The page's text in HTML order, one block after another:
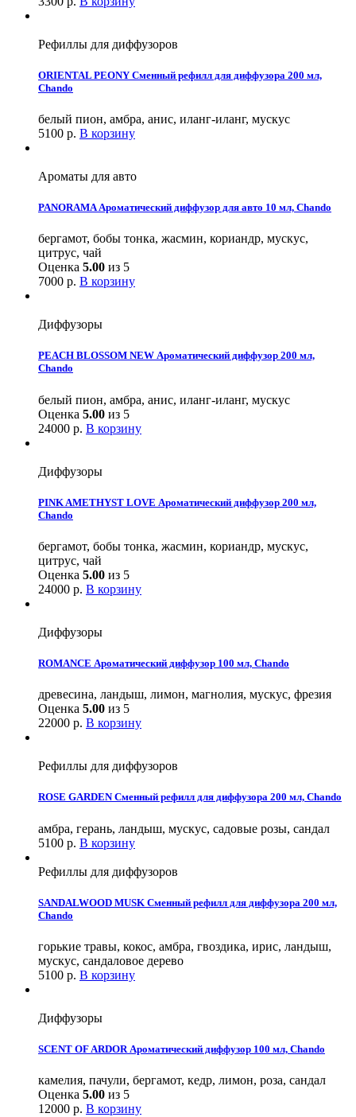
Рефиллы для диффузоров
ORIENTAL PEONY Сменный рефилл для диффузора 200 мл,
Chando
белый пион, амбра, анис, иланг-иланг, мускус
5100 р. В корзину
Ароматы для авто
PANORAMA Ароматический диффузор для авто 10 мл, Chando
бергамот, бобы тонка, жасмин, кориандр, мускус,
цитрус, чай
Оценка 5.00 из 5
7000 р. В корзину
Диффузоры
PEACH BLOSSOM NEW Ароматический диффузор 200 мл,
Chando
белый пион, амбра, анис, иланг-иланг, мускус
Оценка 5.00 из 5
24000 р. В корзину
Диффузоры
PINK AMETHYST LOVE Ароматический диффузор 200 мл,
Chando
бергамот, бобы тонка, жасмин, кориандр, мускус,
цитрус, чай
Оценка 5.00 из 5
24000 р. В корзину
Диффузоры
ROMANCE Ароматический диффузор 100 мл, Chando
древесина, ландыш, лимон, магнолия, мускус, фрезия
Оценка 5.00 из 5
22000 р. В корзину
Рефиллы для диффузоров
ROSE GARDEN Сменный рефилл для диффузора 200 мл, Chando
амбра, герань, ландыш, мускус, садовые розы, сандал
5100 р. В корзину
Рефиллы для диффузоров
SANDALWOOD MUSK Сменный рефилл для диффузора 200 мл,
Chando
горькие травы, кокос, амбра, гвоздика, ирис, ландыш,
мускус, сандаловое дерево
5100 р. В корзину
Диффузоры
SCENT OF ARDOR Ароматический диффузор 100 мл, Chando
камелия, пачули, бергамот, кедр, лимон, роза, сандал
Оценка 5.00 из 5
12000 р. В корзину